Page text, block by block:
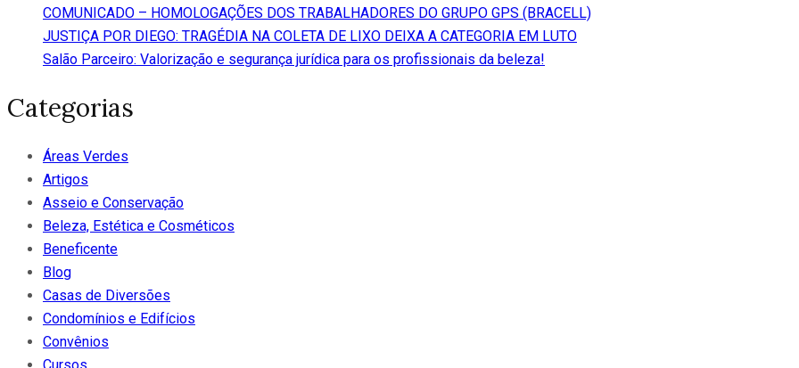
COMUNICADO – HOMOLOGAÇÕES DOS TRABALHADORES DO GRUPO GPS (BRACELL)
JUSTIÇA POR DIEGO: TRAGÉDIA NA COLETA DE LIXO DEIXA A CATEGORIA EM LUTO
Salão Parceiro: Valorização e segurança jurídica para os profissionais da beleza!
Categorias
Áreas Verdes
Artigos
Asseio e Conservação
Beleza, Estética e Cosméticos
Beneficente
Blog
Casas de Diversões
Condomínios e Edifícios
Convênios
Cursos